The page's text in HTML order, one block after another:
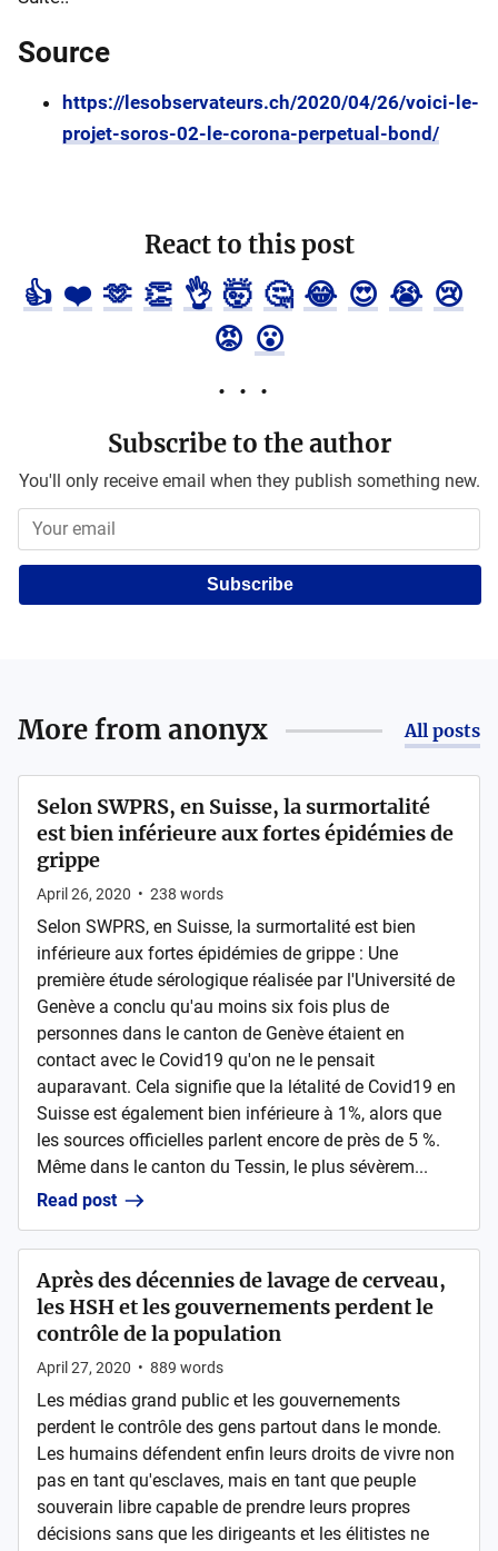
Source
https://lesobservateurs.ch/2020/04/26/voici-le-
projet-soros-02-le-corona-perpetual-bond/
React to this post
👍 ❤️ 🫶 👏 👌 🤯 🤔 😂 😍 😭 😢
😡 😮
Subscribe to the author
You'll only receive email when they publish something new.
Subscribe
More fromanonyx All posts
Selon SWPRS, en Suisse, la surmortalité
est bien inférieure aux fortes épidémies de
grippe
April 26, 2020 • 238 words
Selon SWPRS, en Suisse, la surmortalité est bien
inférieure aux fortes épidémies de grippe : Une
première étude sérologique réalisée par l'Université de
Genève a conclu qu'au moins six fois plus de
personnes dans le canton de Genève étaient en
contact avec le Covid19 qu'on ne le pensait
auparavant. Cela signifie que la létalité de Covid19 en
Suisse est également bien inférieure à 1%, alors que
les sources officielles parlent encore de près de 5 %.
Même dans le canton du Tessin, le plus sévèrem...
Read post
Après des décennies de lavage de cerveau,
les HSH et les gouvernements perdent le
contrôle de la population
April 27, 2020 • 889 words
Les médias grand public et les gouvernements
perdent le contrôle des gens partout dans le monde.
Les humains défendent enfin leurs droits de vivre non
pas en tant qu'esclaves, mais en tant que peuple
souverain libre capable de prendre leurs propres
décisions sans que les dirigeants et les élitistes ne